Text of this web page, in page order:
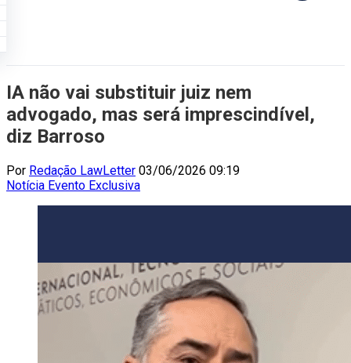
IA não vai substituir juiz nem
advogado, mas será imprescindível,
diz Barroso
Por Redação LawLetter 03/06/2026 09:19
Notícia Evento Exclusiva